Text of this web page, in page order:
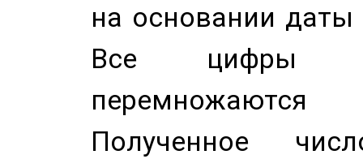
на основании
Все цифры
Полученное